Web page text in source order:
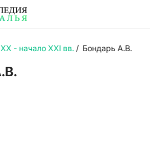
XX - начало XXI вв. / Бондарь А.В.